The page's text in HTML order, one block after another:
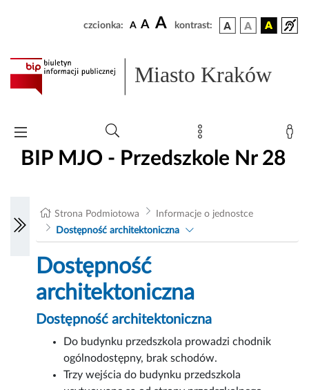
czcionka: A A A kontrast:
Miasto Kraków
BIP MJO - Przedszkole Nr 28
Strona Podmiotowa
Informacje o jednostce
Dostępność architektoniczna
Dostępność
architektoniczna
Dostępność architektoniczna
Do budynku przedszkola prowadzi chodnik
ogólnodostępny, brak schodów.
Trzy wejścia do budynku przedszkola